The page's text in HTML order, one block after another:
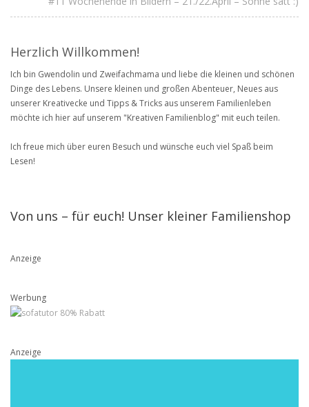
Herzlich Willkommen!
Ich bin Gwendolin und Zweifachmama und liebe die kleinen und schönen
Dinge des Lebens. Unsere kleinen und großen Abenteuer, Neues aus
unserer Kreativecke und Tipps & Tricks aus unserem Familienleben
möchte ich hier auf unserem "Kreativen Familienblog" mit euch teilen.
Ich freue mich über euren Besuch und wünsche euch viel Spaß beim
Lesen!
Von uns – für euch! Unser kleiner Familienshop
Anzeige
Werbung
Anzeige